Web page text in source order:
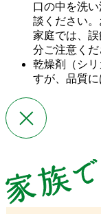
口の中を洗
談ください
家庭では、
分ご注意くだ
乾燥剤（シ
すが、品質に